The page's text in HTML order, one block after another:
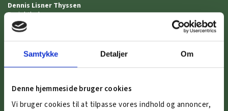
Samtykke Detaljer Om
Denne hjemmeside bruger cookies
Vi bruger cookies til at tilpasse vores indhold og annoncer,
Dennis Lisner Thyssen
Projektleder
Tlf. 5588 5248
dlt@naestvederhverv.dk
Tanya Iben Gade Birch
Projektkoordinator
Tlf. 5588 5217
CVR: 32348742